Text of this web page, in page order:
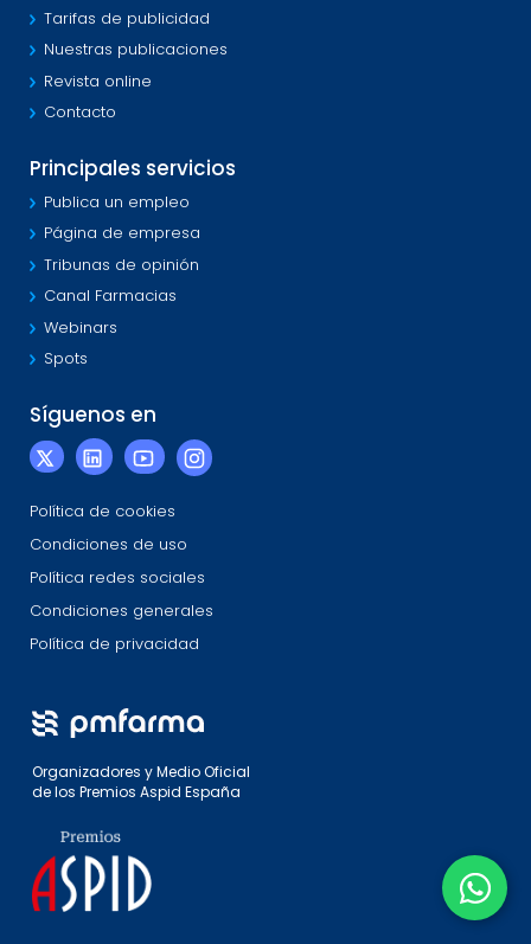
Tarifas de publicidad
Nuestras publicaciones
Revista online
Contacto
Principales servicios
Publica un empleo
Página de empresa
Tribunas de opinión
Canal Farmacias
Webinars
Spots
Síguenos en
Política de cookies
Condiciones de uso
Política redes sociales
Condiciones generales
Política de privacidad
Organizadores y Medio Oficial
de los Premios Aspid España